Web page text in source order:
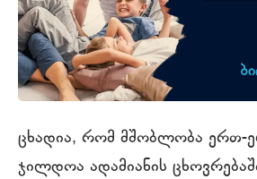
ცხადია, რომ მშობლობა ერთ-
ჯილდოა ადამიანის